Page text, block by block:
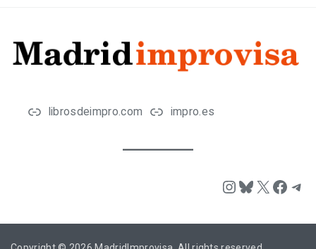
librosdeimpro.com impro.es
Instagram
Bluesky
X